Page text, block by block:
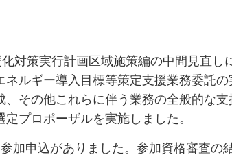
対策実行計画区域施策編の中間見直し
ルギー導入目標等策定支援業務委託の
その他これらに伴う業務の全般的な支
プロポーザルを実施しました。
加申込がありました。参加資格審査の結